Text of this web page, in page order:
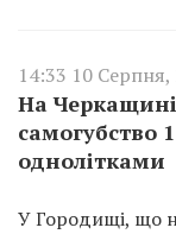
14:33 10 Серпня,
На
самогубство
однолітками
У Городищі, що